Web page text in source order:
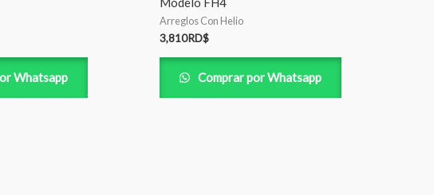
Whatsapp
Arreglos Con Helio
3,810RD$
Comprar por Whatsapp